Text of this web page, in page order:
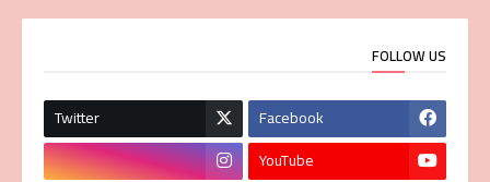
FOLLOW US
Facebook
Twitter
YouTube